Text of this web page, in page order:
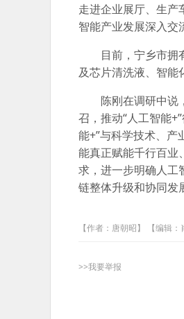
走进企业展厅、生产
智能产业发展深入交
目前，宁乡市拥
及芯片清洗液、智
陈刚在调研中说
召，推动“人工智能
能+”与科学技术、
能真正赋能千行百业
求，进一步明确人工
链整体升级和协同发
【作者：唐朝昭】 【编辑：
>>我要举报